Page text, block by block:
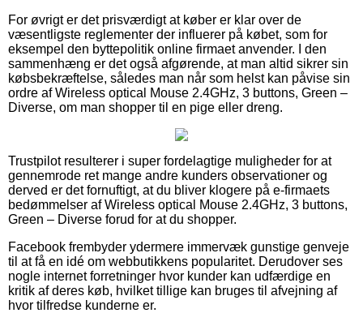
For øvrigt er det prisværdigt at køber er klar over de
væsentligste reglementer der influerer på købet, som for
eksempel den byttepolitik online firmaet anvender. I den
sammenhæng er det også afgørende, at man altid sikrer sin
købsbekræftelse, således man når som helst kan påvise sin
ordre af Wireless optical Mouse 2.4GHz, 3 buttons, Green –
Diverse, om man shopper til en pige eller dreng.
Trustpilot resulterer i super fordelagtige muligheder for at
gennemrode ret mange andre kunders observationer og
derved er det fornuftigt, at du bliver klogere på e-firmaets
bedømmelser af Wireless optical Mouse 2.4GHz, 3 buttons,
Green – Diverse forud for at du shopper.
Facebook frembyder ydermere immervæk gunstige genveje
til at få en idé om webbutikkens popularitet. Derudover ses
nogle internet forretninger hvor kunder kan udfærdige en
kritik af deres køb, hvilket tillige kan bruges til afvejning af
hvor tilfredse kunderne er.